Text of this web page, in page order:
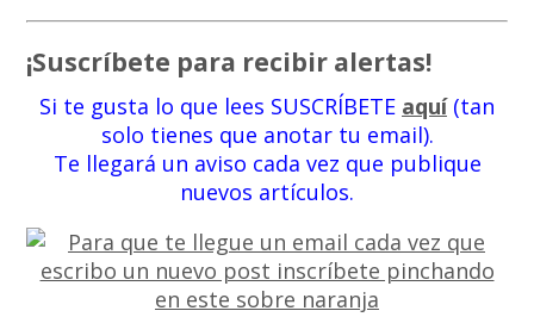
¡Suscríbete para recibir alertas!
Si te gusta lo que lees SUSCRÍBETE aquí(tan
solo tienes que anotar tu email).
Te llegará un aviso cada vez que publique
nuevos artículos.